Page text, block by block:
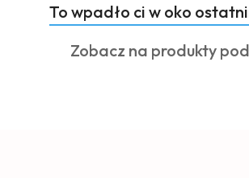
Pomiń karuzelę produktów
Produkty
o
statusie:
To wpadło ci w oko
Produkty
Zobacz na produkty